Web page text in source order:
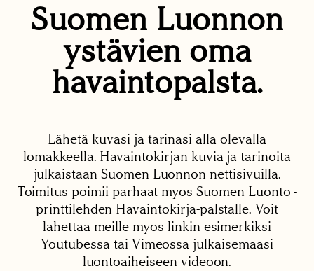
Suomen Luonnon
ystävien oma
havaintopalsta.
Lähetä kuvasi ja tarinasi alla olevalla
lomakkeella. Havaintokirjan kuvia ja tarinoita
julkaistaan Suomen Luonnon nettisivuilla.
Toimitus poimii parhaat myös Suomen Luonto -
printtilehden Havaintokirja-palstalle. Voit
lähettää meille myös linkin esimerkiksi
Youtubessa tai Vimeossa julkaisemaasi
luontoaiheiseen videoon.